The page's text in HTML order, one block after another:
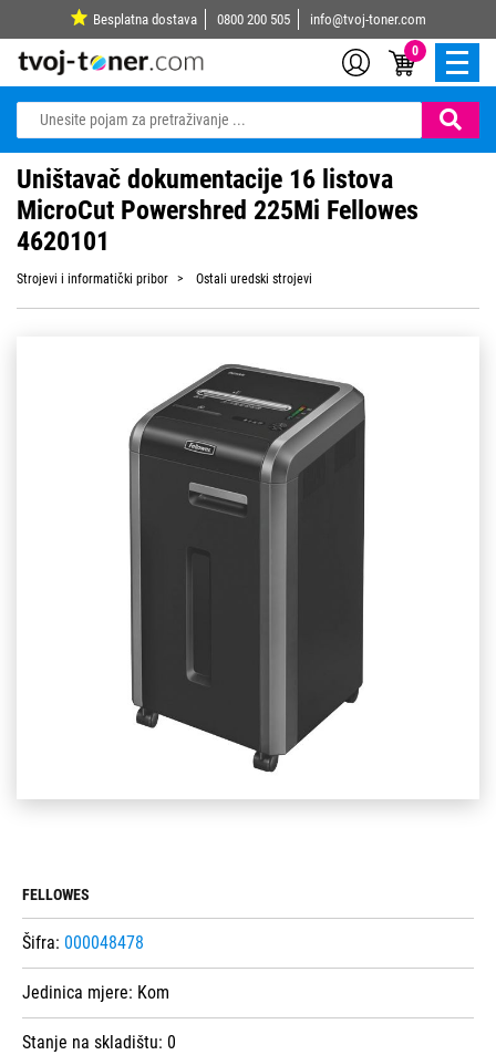
Besplatna dostava 0800 200 505 info@tvoj-toner.com
0
Uništavač dokumentacije 16 listova
MicroCut Powershred 225Mi Fellowes
4620101
Strojevi i informatički pribor Ostali uredski strojevi
FELLOWES
Šifra: 000048478
Jedinica mjere: Kom
Stanje na skladištu: 0